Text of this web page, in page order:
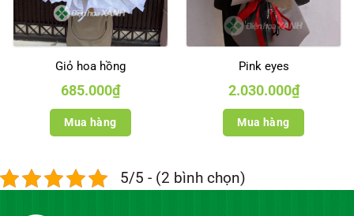
Giỏ hoa hồng
685.000₫
Mua hàng
Pink eyes
2.030.000₫
Mua hàng
5/5 - (2 bình chọn)